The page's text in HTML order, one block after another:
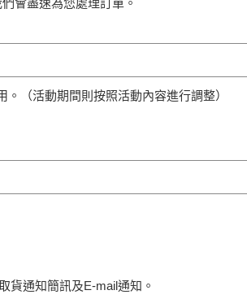
會盡速為您處理訂單。
。（活動期間則按照活動內容進行調整）
貨通知簡訊及E-mail通知。